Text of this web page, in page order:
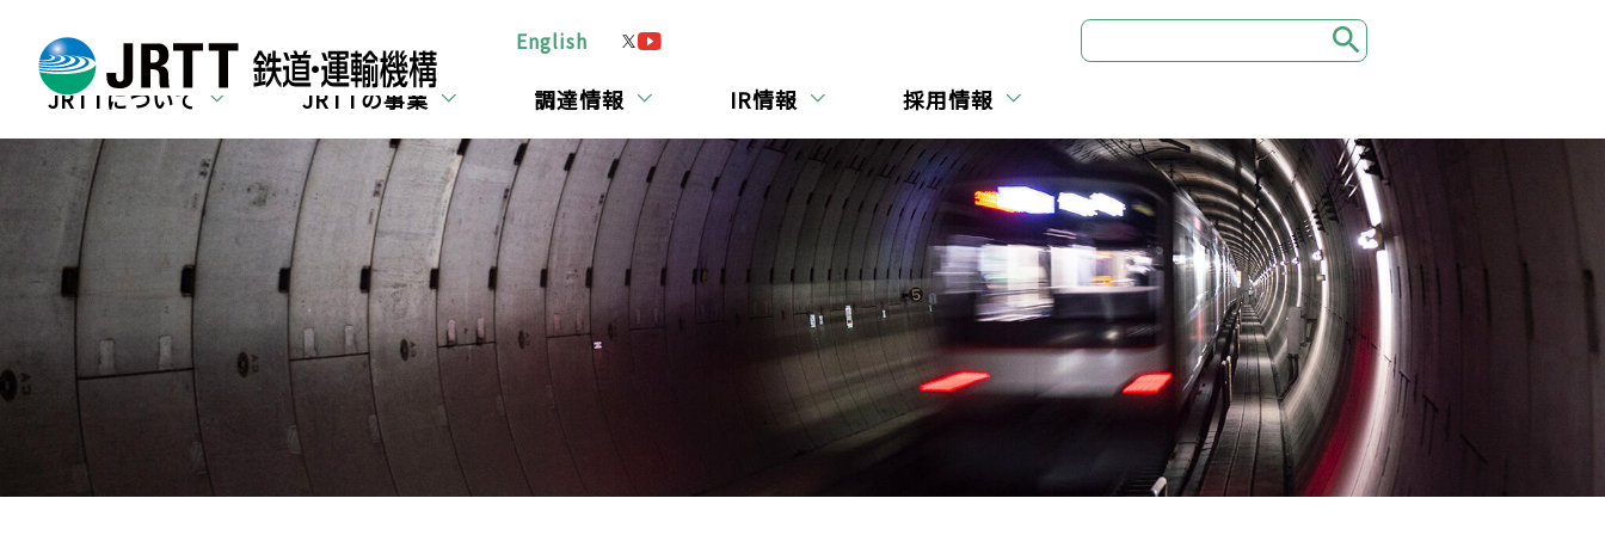
所在地・お問合せ English
JRTTについて JRTTの事業 調達情報 IR情報 採用情報